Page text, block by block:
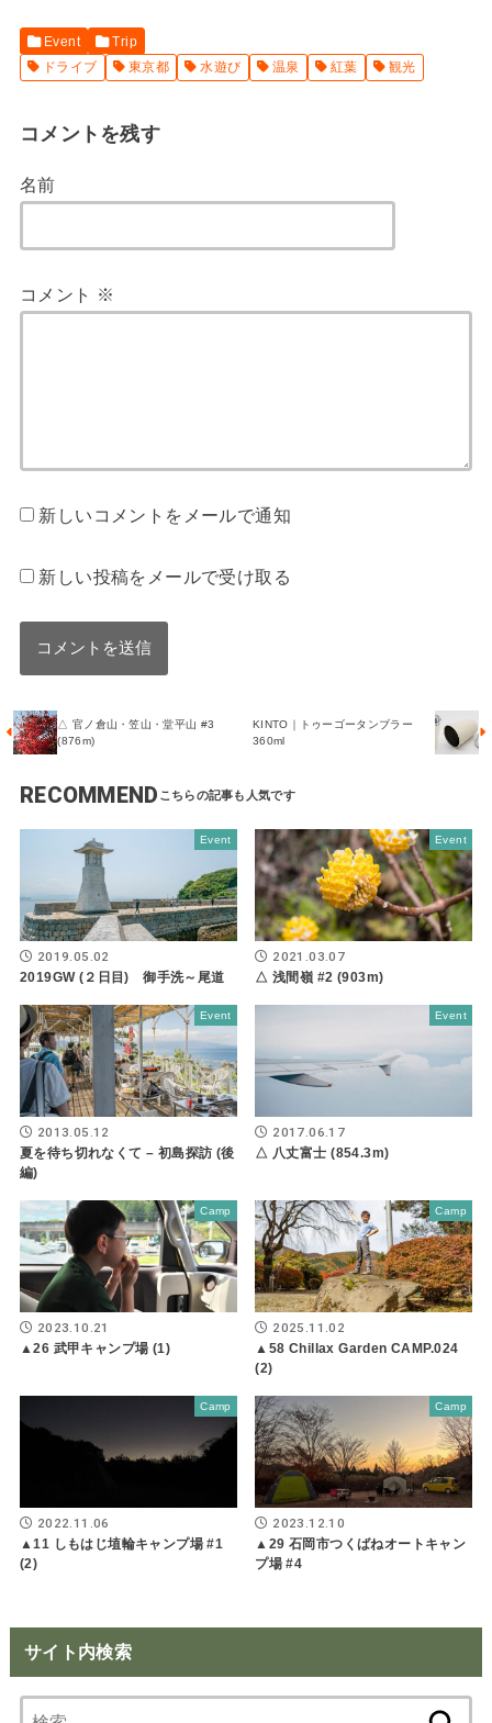
Event
Trip
ドライブ
東京都 水遊び 温泉 紅葉 観光
コメントを残す
名前
コメント ※
新しいコメントをメールで通知
新しい投稿をメールで受け取る
△ 官ノ倉山・笠山・堂平山 #3
(876m)
KINTO｜トゥーゴータンブラー
360ml
RECOMMEND
Event
2019.05.02
2019GW (２日目) 御手洗～尾道
Event
2021.03.07
△ 浅間嶺 #2 (903m)
Event
2013.05.12
夏を待ち切れなくて – 初島探訪 (後
編)
Event
2017.06.17
△ 八丈富士 (854.3m)
Camp
2023.10.21
▲26 武甲キャンプ場 (1)
Camp
2025.11.02
▲58 Chillax Garden CAMP.024
(2)
Camp
2022.11.06
▲11 しもはじ埴輪キャンプ場 #1
(2)
Camp
2023.12.10
▲29 石岡市つくばねオートキャン
プ場 #4
サイト内検索